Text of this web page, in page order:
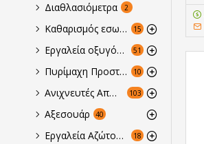
Διαθλασιόμετρα 2
Καθαρισμός εσωτερικών κυκλωμάτων 15
Εργαλεία οξυγόνου & αξεσουάρ συγκόλλησης 51
Πυρίμαχη Προστασία 10
Ανιχνευτές Απωλειών 103
Αξεσουάρ 40
Εργαλεία Αζώτου Για Πρεσάρισμα & Για Κόλημμα 18